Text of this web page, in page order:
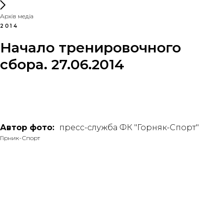
Архів медіа
2014
Начало тренировочного
сбора. 27.06.2014
Автор фото: пресс-служба ФК "Горняк-Спорт"
Гірник-Спорт